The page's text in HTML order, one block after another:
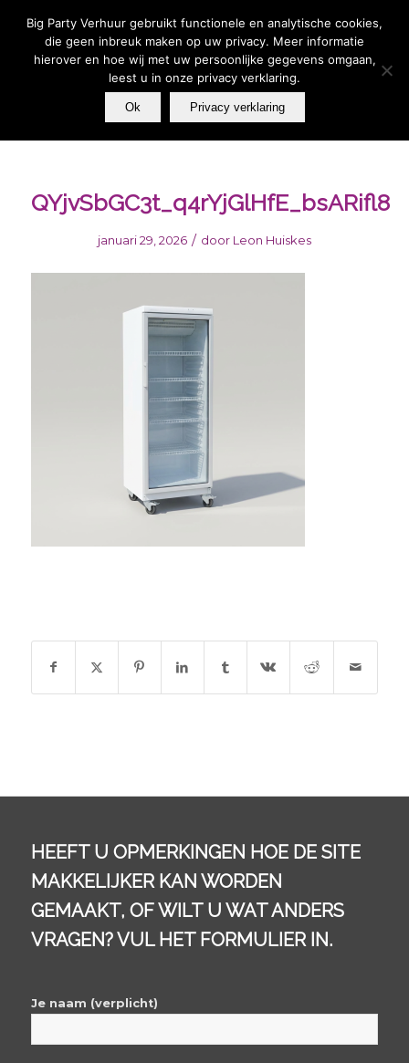
17:00 - U kunt altijd een whatsapp bericht sturen | Wilt u
vandaag, iets huren voor vandaag? Stuur een Whatsapp
bericht 06 – 39 33 27 79.
QYjvSbGC3t_q4rYjGlHfE_bsARifl8
januari 29, 2026 / door Leon Huiskes
HEEFT U OPMERKINGEN HOE DE SITE
MAKKELIJKER KAN WORDEN
GEMAAKT, OF WILT U WAT ANDERS
VRAGEN? VUL HET FORMULIER IN.
Je naam (verplicht)
Big Party Verhuur gebruikt functionele en analytische cookies,
die geen inbreuk maken op uw privacy. Meer informatie
hierover en hoe wij met uw persoonlijke gegevens omgaan,
leest u in onze privacy verklaring.
Ok Privacy verklaring